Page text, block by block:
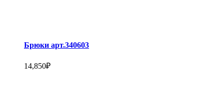
Брюки арт.340603
14,850₽